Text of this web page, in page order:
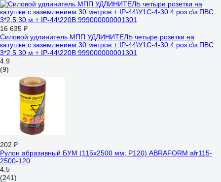
16 635 ₽
Силовой удлинитель МПП УДЛИНИТЕЛЬ четыре розетки на
катушке с заземлением 30 метров + IP-44\У1С-4-30 4 роз с\з ПВС
3*2,5 30 м + IP-44\220В 999000000001301
4.9
(9)
202 ₽
Рулон абразивный БУМ (115x2500 мм; P120) ABRAFORM afr115-
2500-120
4.5
(241)